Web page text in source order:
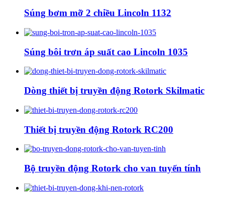
Súng bơm mỡ 2 chiều Lincoln 1132
Súng bôi trơn áp suất cao Lincoln 1035
Dòng thiết bị truyền động Rotork Skilmatic
Thiết bị truyền động Rotork RC200
Bộ truyền động Rotork cho van tuyến tính